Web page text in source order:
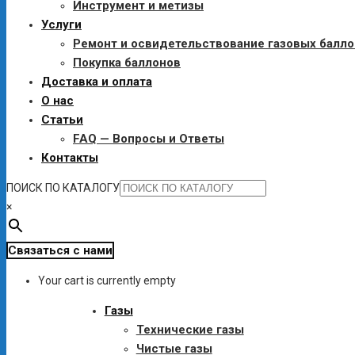
Инструмент и метизы
Услуги
Ремонт и освидетельствование газовых
Покупка баллонов
Доставка и оплата
О нас
Статьи
FAQ — Вопросы и Ответы
Контакты
ПОИСК ПО КАТАЛОГУ
×
Связаться с нами
Your cart is currently empty
Газы
Технические газы
Чистые газы